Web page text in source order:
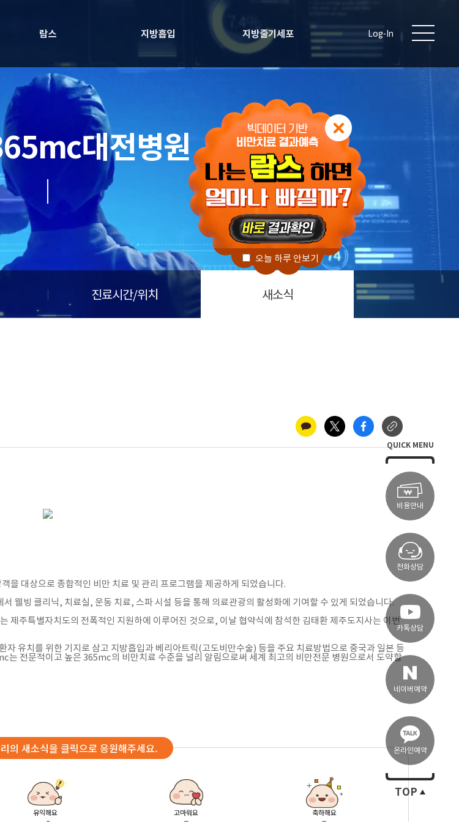
람스 지방흡입 지방줄기세포 Log-In
대전병원
진료시간/위치 새소식
대상으로 종합적인 비만 치료 및 관리 프로그램을 제공하게 되었습니다.
웰빙 클리닉, 치료실, 운동 치료, 스파 시설 등을 통해 의료관광의 활성화에 기여할 수 있게 되었습니다.
제주특별자치도의 전폭적인 지원하에 이루어진 것으로, 이날 협약식에 참석한 김태환 제주도지사는 이번
유치를 위한 기지로 삼고 지방흡입과 베리아트릭(고도비만수술) 등을 주요 치료방법으로 중국과 일본 등
전문적이고 높은 365mc의 비만치료 수준을 널리 알림으로써 세계 최고의 비만전문 병원으로서 도약할
의 새소식을 클릭으로 응원해주세요.
유익해요 고마워요 축하해요
QUICK MENU
비용안내
전화상담
카톡상담
네이버예약
온라인예약
TOP
오늘 하루 안보기